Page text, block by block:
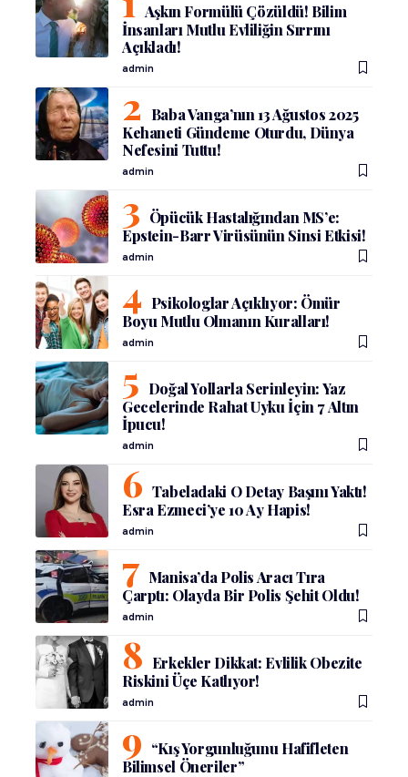
Aşkın Formülü Çözüldü! Bilim
İnsanları Mutlu Evliliğin Sırrını
Açıkladı!
admin
Baba Vanga’nın 13 Ağustos 2025
Kehaneti Gündeme Oturdu, Dünya
Nefesini Tuttu!
admin
Öpücük Hastalığından MS’e:
Epstein-Barr Virüsünün Sinsi Etkisi!
admin
Psikologlar Açıklıyor: Ömür
Boyu Mutlu Olmanın Kuralları!
admin
Doğal Yollarla Serinleyin: Yaz
Gecelerinde Rahat Uyku İçin 7 Altın
İpucu!
admin
Tabeladaki O Detay Başını Yaktı!
Esra Ezmeci’ye 10 Ay Hapis!
admin
Manisa’da Polis Aracı Tıra
Çarptı: Olayda Bir Polis Şehit Oldu!
admin
Erkekler Dikkat: Evlilik Obezite
Riskini Üçe Katlıyor!
admin
“Kış Yorgunluğunu Hafifleten
Bilimsel Öneriler”